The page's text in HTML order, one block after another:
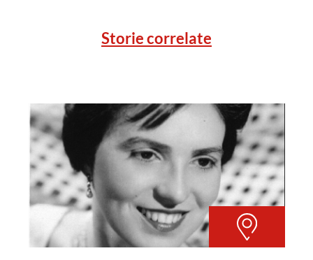
Storie correlate